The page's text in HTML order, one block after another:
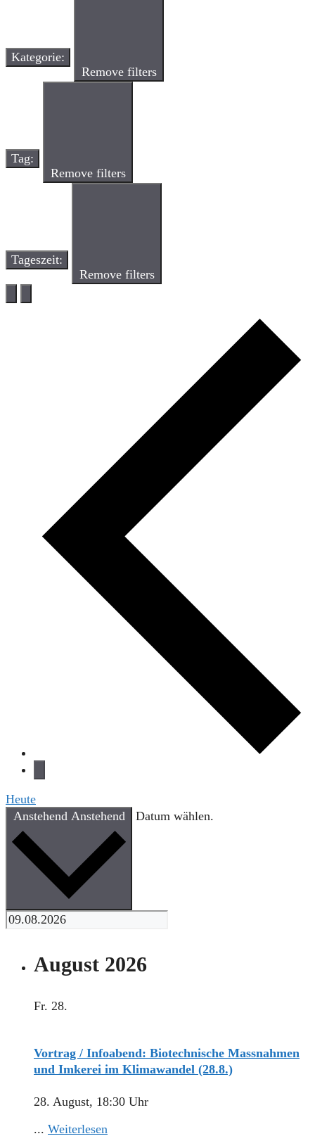
Kategorie:
Remove filters
Tag:
Remove filters
Tageszeit:
Remove filters
Heute
Anstehend Anstehend Datum wählen.
August 2026
Fr. 28.
Vortrag / Infoabend: Biotechnische Massnahmen
und Imkerei im Klimawandel (28.8.)
28. August, 18:30 Uhr
... Weiterlesen